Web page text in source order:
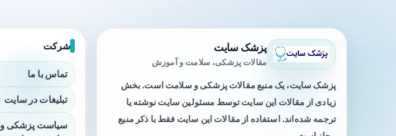
پزشک سایت
مقالات پزشکی، سلامت و آموزش
پزشک سایت، یک منبع مقالات پزشکی و سلامت است. بخش
زیادی از مقالات این سایت توسط مسئولین سایت نوشته یا
ترجمه شده‌اند. استفاده از مقالات این سایت فقط با ذکر منبع
شرکت
تماس با ما
تبلیغات در سایت
سیاست پزشکی و